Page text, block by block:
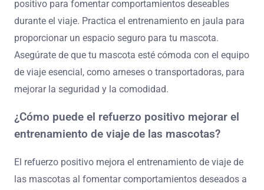
positivo para fomentar comportamientos deseables
durante el viaje. Practica el entrenamiento en jaula para
proporcionar un espacio seguro para tu mascota.
Asegúrate de que tu mascota esté cómoda con el equipo
de viaje esencial, como arneses o transportadoras, para
mejorar la seguridad y la comodidad.
¿Cómo puede el refuerzo positivo mejorar el
entrenamiento de viaje de las mascotas?
El refuerzo positivo mejora el entrenamiento de viaje de
las mascotas al fomentar comportamientos deseados a